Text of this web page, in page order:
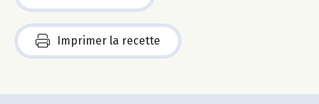
Imprimer la recette